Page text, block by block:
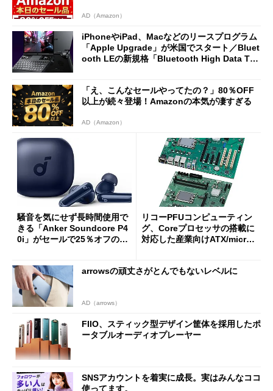
AD（Amazon）
iPhoneやiPad、Macなどのリースプログラム
「Apple Upgrade」が米国でスタート／Bluet
ooth LEの新規格「Bluetooth High Data Thr
「え、こんなセールやってたの？」80％OFF
以上が続々登場！Amazonの本気が凄すぎる
AD（Amazon）
騒音を気にせず長時間使用で
きる「Anker Soundcore P4
0i」がセールで25％オフの59
リコーPFUコンピューティン
グ、Coreプロセッサの搭載に
対応した産業向けATX/micro
arrowsの頑丈さがとんでもないレベルに
AD（arrows）
FIIO、スティック型デザイン筐体を採用したポ
ータブルオーディオプレーヤー
SNSアカウントを着実に成長。実はみんなココ
使ってます。